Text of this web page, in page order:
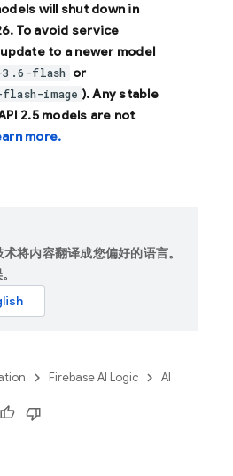
will shut down in
. To avoid service
to a newer model
3.6-flash or
image ). Any stable
2.5 models are not
more.
将内容翻译成您偏好的语言。
Firebase AI Logic AI